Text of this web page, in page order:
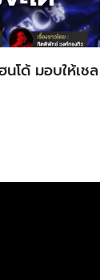
โด้ มอบให้เชล